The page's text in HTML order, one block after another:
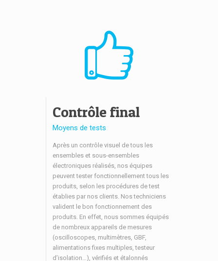
Contrôle final
Moyens de tests
Après un contrôle visuel de tous les
ensembles et sous-ensembles
électroniques réalisés, nos équipes
peuvent tester fonctionnellement tous les
produits, selon les procédures de test
établies par nos clients. Nos techniciens
valident le bon fonctionnement des
produits. En effet, nous sommes équipés
de nombreux appareils de mesures
(oscilloscopes, multimètres, GBF,
alimentations fixes multiples, testeur
d’isolation…), vérifiés et étalonnés